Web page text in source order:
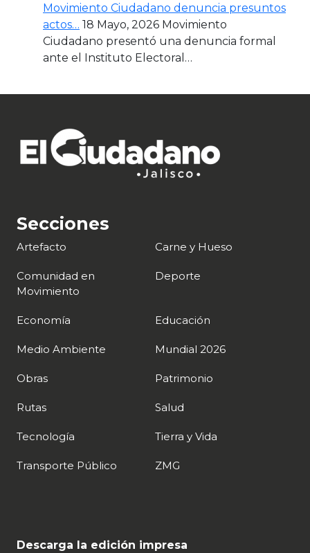
Movimiento Ciudadano denuncia presuntos
actos… 18 Mayo, 2026 Movimiento
Ciudadano presentó una denuncia formal
ante el Instituto Electoral…
Secciones
Artefacto Carne y Hueso
Comunidad en
Movimiento
Deporte
Economía Educación
Medio Ambiente Mundial 2026
Obras Patrimonio
Rutas Salud
Tecnología Tierra y Vida
Transporte Público ZMG
Descarga la edición impresa